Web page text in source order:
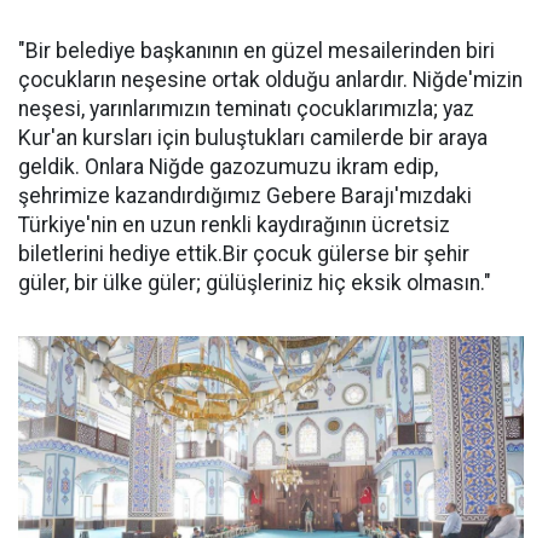
"Bir belediye başkanının en güzel mesailerinden biri
çocukların neşesine ortak olduğu anlardır. Niğde'mizin
neşesi, yarınlarımızın teminatı çocuklarımızla; yaz
Kur'an kursları için buluştukları camilerde bir araya
geldik. Onlara Niğde gazozumuzu ikram edip,
şehrimize kazandırdığımız Gebere Barajı'mızdaki
Türkiye'nin en uzun renkli kaydırağının ücretsiz
biletlerini hediye ettik.Bir çocuk gülerse bir şehir
güler, bir ülke güler; gülüşleriniz hiç eksik olmasın."